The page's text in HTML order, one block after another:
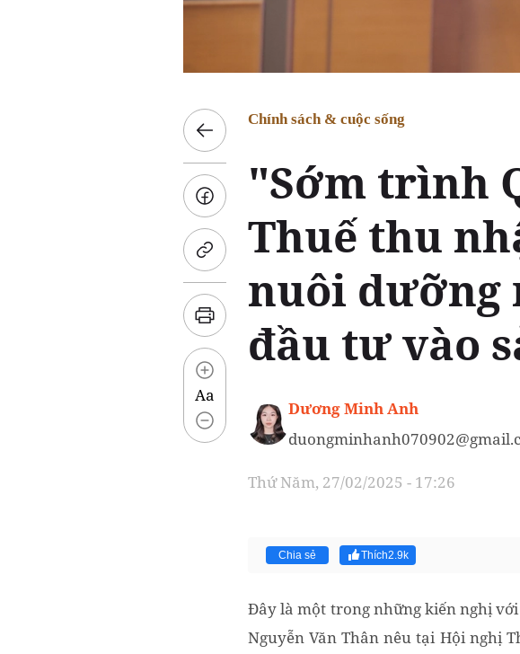
Aa
Chính sách & cuộc sống
"Sớm trình
Thuế thu
nuôi dưỡng
đầu tư vào
Dương Minh Anh
Thứ Năm, 27/02/2025 - 17:26
Chia sẻ Thích2.9k
Đây là một trong những kiến nghị
Nguyễn Văn Thân nêu tại Hội nghị